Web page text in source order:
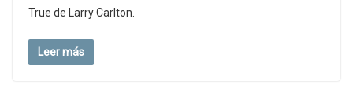
True de Larry Carlton.
Leer más